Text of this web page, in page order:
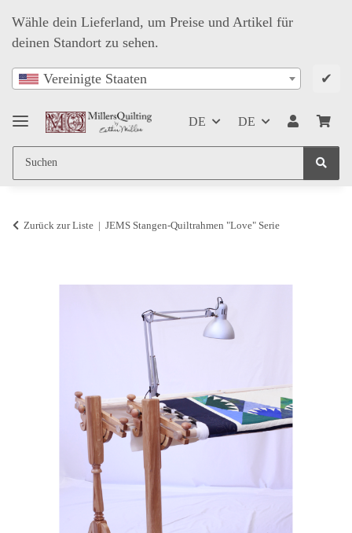
Wähle dein Lieferland, um Preise und Artikel für
deinen Standort zu sehen.
Vereinigte Staaten ✔
DE DE
Zurück zur Liste JEMS Stangen-Quiltrahmen "Love" Serie